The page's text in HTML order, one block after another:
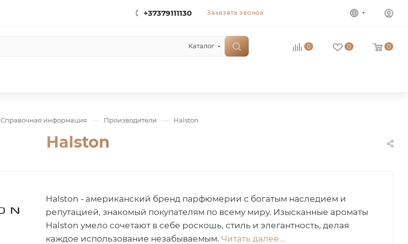
+37379111130 Заказать звонок
Каталог 0 0 0
Справочная информация — Производители — Halston
Halston
Halston - американский бренд парфюмерии с богатым наследием и
репутацией, знакомый покупателям по всему миру. Изысканные ароматы
Halston умело сочетают в себе роскошь, стиль и элегантность, делая
каждое использование незабываемым. Читать далее...